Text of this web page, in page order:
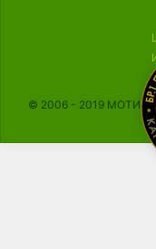
© 2006 - 2019 МОТИКА,